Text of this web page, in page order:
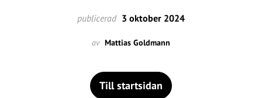
publicerad 3 oktober 2024
av Mattias Goldmann
Till startsidan